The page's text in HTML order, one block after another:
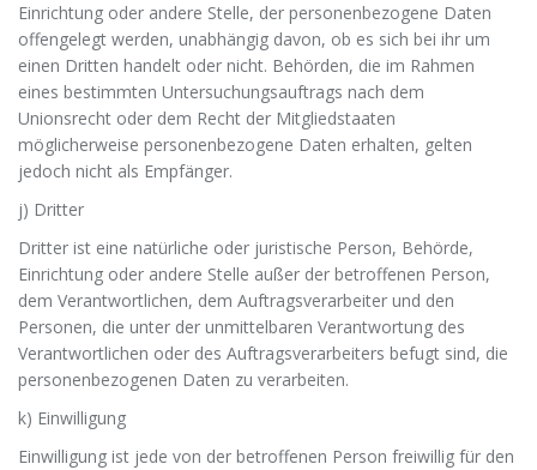
Einrichtung oder andere Stelle, der personenbezogene Daten
offengelegt werden, unabhängig davon, ob es sich bei ihr um
einen Dritten handelt oder nicht. Behörden, die im Rahmen
eines bestimmten Untersuchungsauftrags nach dem
Unionsrecht oder dem Recht der Mitgliedstaaten
möglicherweise personenbezogene Daten erhalten, gelten
jedoch nicht als Empfänger.
j) Dritter
Dritter ist eine natürliche oder juristische Person, Behörde,
Einrichtung oder andere Stelle außer der betroffenen Person,
dem Verantwortlichen, dem Auftragsverarbeiter und den
Personen, die unter der unmittelbaren Verantwortung des
Verantwortlichen oder des Auftragsverarbeiters befugt sind, die
personenbezogenen Daten zu verarbeiten.
k) Einwilligung
Einwilligung ist jede von der betroffenen Person freiwillig für den